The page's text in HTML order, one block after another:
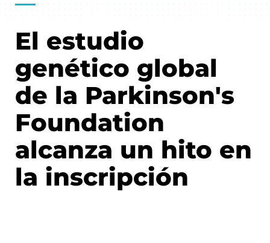
El estudio
genético global
de la Parkinson's
Foundation
alcanza un hito en
la inscripción